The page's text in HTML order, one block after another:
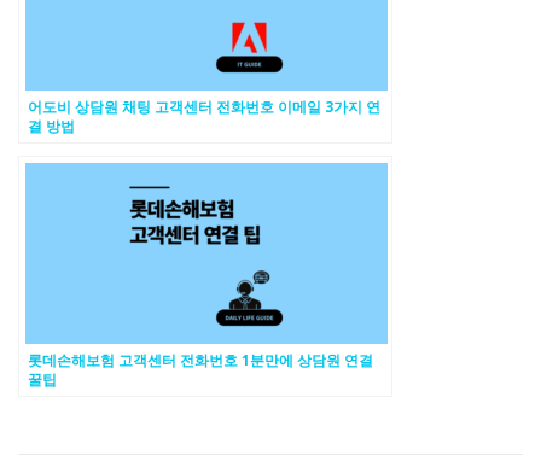
어도비 상담원 채팅 고객센터 전화번호 이메일 3가지 연
결 방법
롯데손해보험 고객센터 전화번호 1분만에 상담원 연결
꿀팁